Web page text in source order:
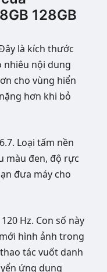
128GB
là kích thước
nhiêu nội dung
cho vùng hiển
hơn khi bỏ
Loại tấm nền
màu đen, độ rực
đưa máy cho
Hz. Con số này
hình ảnh trong
tác vuốt danh
ứng dụng